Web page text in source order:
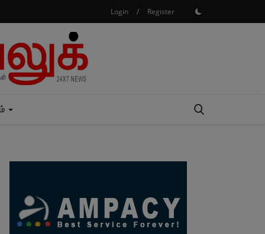
Login / Register